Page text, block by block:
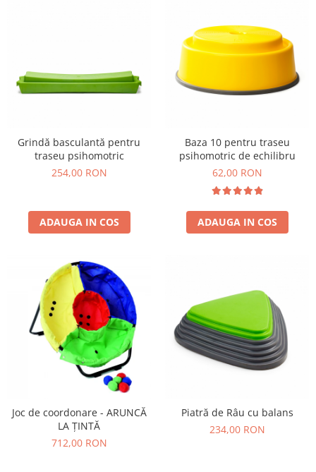
Grindă basculantă pentru
traseu psihomotric
254,00 RON
ADAUGA IN COS
Baza 10 pentru traseu
psihomotric de echilibru
62,00 RON
ADAUGA IN COS
Joc de coordonare - ARUNCĂ
LA ȚINTĂ
712,00 RON
Piatră de Râu cu balans
234,00 RON